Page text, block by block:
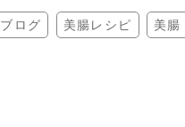
ブログ 美腸レシピ 美腸